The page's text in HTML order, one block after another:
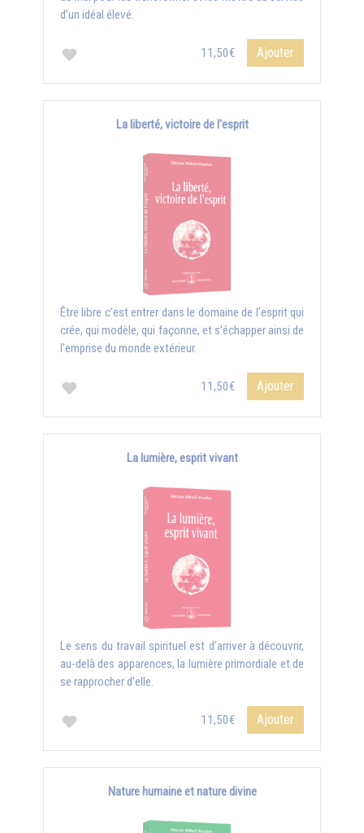
d’un idéal élevé.
11,50€ Ajouter
La liberté, victoire de l'esprit
Être libre c’est entrer dans le domaine de l’esprit qui
crée, qui modèle, qui façonne, et s'échapper ainsi de
l’emprise du monde extérieur.
11,50€ Ajouter
La lumière, esprit vivant
Le sens du travail spirituel est d’arriver à découvrir,
au-delà des apparences, la lumière primordiale et de
se rapprocher d’elle.
11,50€ Ajouter
Nature humaine et nature divine